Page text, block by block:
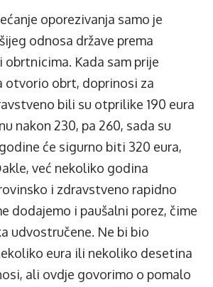
oporezivanja samo je
odnosa države prema
Kada sam prije
otvorio obrt, doprinosi za
bili su otprilike 190 eura
nakon 230, pa 260, sada su
će sigurno biti 320 eura,
već nekoliko godina
i zdravstveno rapidno
dodajemo i paušalni porez, čime
udvostručene. Ne bi bio
eura ili nekoliko desetina
ali ovdje govorimo o pomalo